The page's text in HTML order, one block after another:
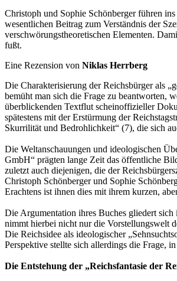
Christoph und Sophie Schönberger führen
wesentlichen Beitrag zum Verständnis der
verschwörungstheoretischen Elementen.
fußt.
Eine Rezension von Niklas Herrberg
Die Charakterisierung der Reichsbürger als
bemüht man sich die Frage zu beantworten,
überblickenden Textflut scheinoffizieller
spätestens mit der Erstürmung der
Skurrilität und Bedrohlichkeit“ (7), die sich
Die Weltanschauungen und ideologischen
GmbH“ prägten lange Zeit das öffentliche
zuletzt auch diejenigen, die der
Christoph Schönberger und Sophie
Erachtens ist ihnen dies mit ihrem kurzen,
Die Argumentation ihres Buches gliedert
nimmt hierbei nicht nur die Vorstellungswelt
Die Reichsidee als ideologischer
Perspektive stellte sich allerdings die Frage,
Die Entstehung der „Reichsfantasie der